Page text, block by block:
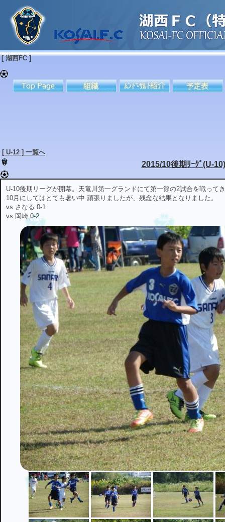
[ 湖西FC ]
[ U-12 ] 一覧へ
2015/10後期ﾘｰｸﾞ(U-10)
U-10後期リーグが開幕。天竜川第一グランドにて第一節の2試合を戦って
10月にしてはとても暑い中 頑張りましたが、残念な結果となりました。
vs さなる 0-1
vs 岡崎 0-2